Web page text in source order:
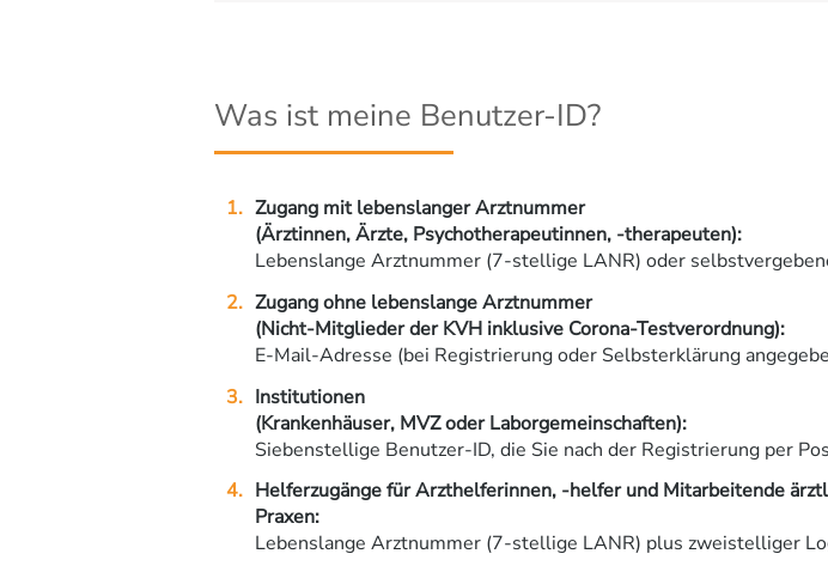
Was ist meine Benutzer-ID?
Zugang mit lebenslanger Arztnummer
(Ärztinnen, Ärzte, Psychotherapeutinnen, -therapeuten):
Lebenslange Arztnummer (7-stellige LANR) oder
Zugang ohne lebenslange Arztnummer
(Nicht-Mitglieder der KVH inklusive Corona-Testverordnung):
E-Mail-Adresse (bei Registrierung oder Selbsterklärung
Institutionen
(Krankenhäuser, MVZ oder Laborgemeinschaften):
Siebenstellige Benutzer-ID, die Sie nach der Registrierung per
Helferzugänge für Arzthelferinnen, -helfer und Mitarbeitende
Praxen:
Lebenslange Arztnummer (7-stellige LANR) plus zweistelliger